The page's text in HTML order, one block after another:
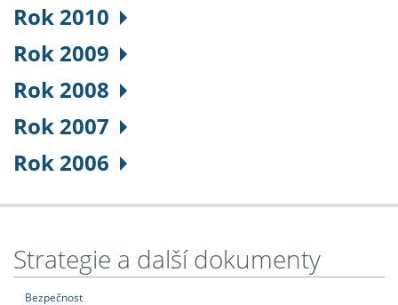
Rok 2010
Rok 2009
Rok 2008
Rok 2007
Rok 2006
Strategie a další dokumenty
Bezpečnost